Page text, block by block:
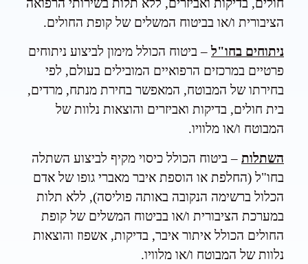
חולים, בדיקות ואביזרים, ללא תלות בשירותי הרפואה
הציבורית ו/או בביטוח המשלים של קופת החולים.
ניתוחים בחו"ל – ביטוח הכולל מימון לביצוע ניתוחים
פרטיים במרכזים הרפואיים המובילים בעולם, לפי
בחירתו של המבוטח, המאפשר בחירת מנתח, מרדים,
בית חולים, בדיקות ואביזרים והוצאות נלוות של
המבוטח ו/או מלוויו.
השתלות – ביטוח הכולל כיסוי מקיף לביצוע השתלה
בחו"ל (החלפת או הוספת איבר מאברי גופו של אדם
הכלול ברשימה הנקובה באותה פוליסה), ללא תלות
במערכת הציבורית ו/או בביטוח המשלים של קופת
החולים הכולל איתור איבר, בדיקות, אשפוז והוצאות
נלוות של המבוטח ו/או מלוויו.